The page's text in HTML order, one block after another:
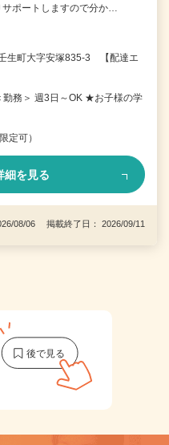
サポートしますので分か…
生町大字安塚835-3 【配達エ
勤務＞ 週3日～OK ★お子様の学
定可）
細を見る
08/06 掲載終了日： 2026/09/11